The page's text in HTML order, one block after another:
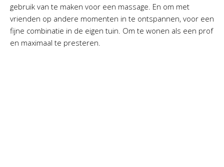
gebruik van te maken voor een massage. En om met
vrienden op andere momenten in te ontspannen, voor een
fijne combinatie in de eigen tuin. Om te wonen als een prof
en maximaal te presteren.